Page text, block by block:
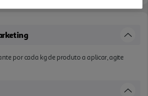
por cada kg de produto a aplicar, agite